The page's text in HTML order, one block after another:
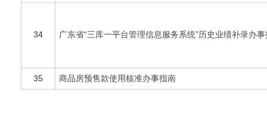
34 广东省“三库一平台管理信息服务系统”历史业绩补录办
35 商品房预售款使用核准办事指南